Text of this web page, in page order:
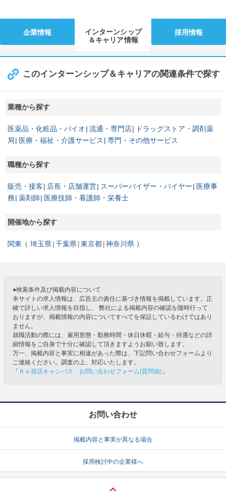
企業情報
インターンシップ
＆キャリア情報
採用情報
このインターンシップ＆キャリアの関連条件で探す
業種から探す
医薬品・化粧品・バイオ 流通・専門店
ドラッグストア・調剤薬
局
医療・福祉・介護サービス 専門・その他サービス
職種から探す
販売・接客 店長・店舗運営 スーパーバイザー・バイヤー
医療事
務 薬剤師 医療技師・看護師・栄養士
開催地から探す
関東 埼玉県 千葉県 東京都 神奈川県
●検索条件及び掲載内容について
本サイトの求人情報は、広告主の責任に基づき情報を掲載しています。正
確で詳しい求人情報を目指し、 弊社による掲載内容の確認を随時行って
おりますが、掲載情報の内容についてすべてを保証しているわけではあり
ません。
就職活動の際には、雇用形態・勤務時間・休日休暇・給与・待遇などの詳
細情報をご自身で十分に確認して頂きますようお願い致します。
万一、掲載内容と事実に相違があった際は、下記問い合わせフォームより
ご連絡ください。調査の上、対応いたします。
「 Ｒｅ就活キャンパス お問い合わせフォーム(質問箱) 」
お問い合わせ
掲載内容と事実が異なる場合
採用検討中の企業様へ